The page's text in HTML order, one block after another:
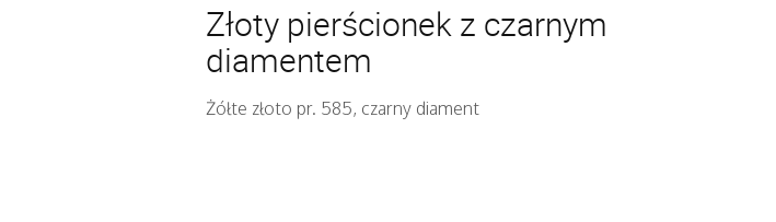
Złoty pierścionek z czarnym
diamentem
Żółte złoto pr. 585, czarny diament